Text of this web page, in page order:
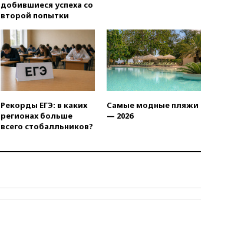
химической безопасности
нуждаются в дальнобойных
ракетах и системах Patriot
00:01
Трамп заявил о
необходимости пополнения
арсенала США
вчера, 23:28Слуцкий призвал
признать «Яблоко»
нежелательной организацией
ребенок и женщина погибли
добившиеся успеха со
второй попытки
Рекорды ЕГЭ: в каких
регионах больше
всего стобалльников?
Самые модные пляжи
— 2026